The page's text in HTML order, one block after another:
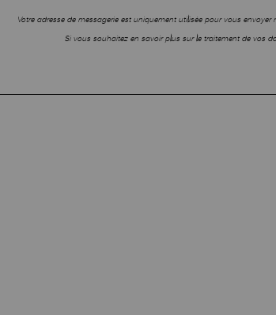
Votre adresse de messagerie est uniquement utilisée pour vous
Si vous souhaitez en savoir plus sur le traitement de vos